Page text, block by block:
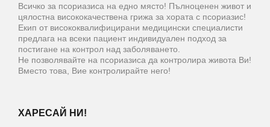
Всичко за псориазиса на едно място! Пълноценен живот и
цялостна висококачествена грижа за хората с псориазис!
Екип от висококвалифицирани медицински специалисти
предлага на всеки пациент индивидуален подход за
постигане на контрол над заболяването.
Не позволявайте на псориазиса да контролира живота Ви!
Вместо това, Вие контролирайте него!
ХАРЕСАЙ НИ!